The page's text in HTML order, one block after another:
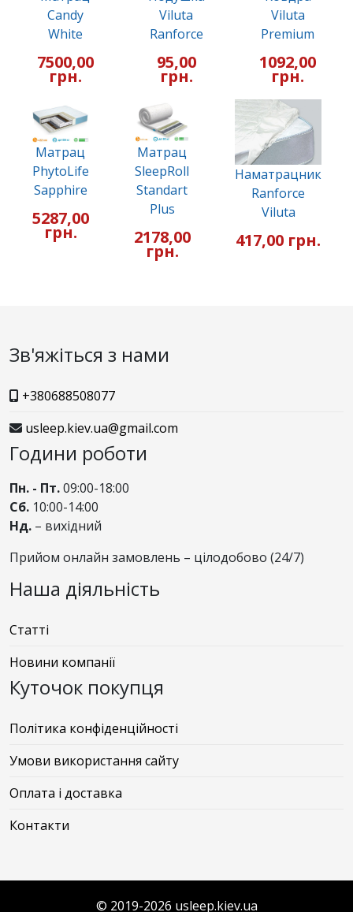
Candy
White
7500,00
грн.
Viluta
Ranforce
95,00
грн.
Viluta
Premium
1092,00
грн.
Матрац
PhytoLife
Sapphire
5287,00
грн.
Матрац
SleepRoll
Standart
Plus
2178,00
грн.
Наматрацник
Ranforce
Viluta
417,00 грн.
Зв'яжіться з нами
+380688508077
usleep.kiev.ua@gmail.com
Години роботи
Пн. - Пт.09:00-18:00
Сб. 10:00-14:00
Нд. – вихідний
Прийом онлайн замовлень – цілодобово (24/7)
Наша діяльність
Статті
Новини компанії
Куточок покупця
Політика конфіденційності
Умови використання сайту
Оплата і доставка
Контакти
© 2019-2026 usleep.kiev.ua